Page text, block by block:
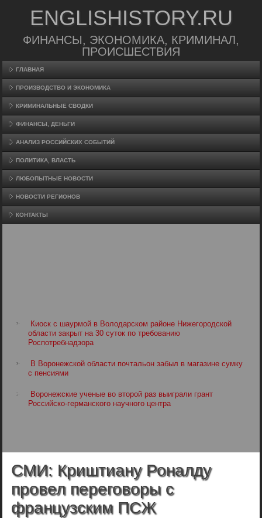
ENGLISHISTORY.RU
ФИНАНСЫ, ЭКОНОМИКА, КРИМИНАЛ,
ПРОИСШЕСТВИЯ
ГЛАВНАЯ
ПРОИЗВΟДСТВО И ЭКОНОМИКА
КРИМИНАЛЬНЫЕ СВОДКИ
ФИНАНСЫ, ДЕНЬГИ
АНАЛИЗ РОССИЙСКИХ СОБЫТИЙ
ПОЛИТИКА, ВЛАСТЬ
ЛЮБОПЫТНЫЕ НОВОСТИ
НОВОСТИ РЕГИОНОВ
КОНТАКТЫ
Киоск с шаурмой в Володарском районе Нижегородской
области закрыт на 30 суток по требованию
Роспотребнадзора
В Воронежской области почтальон забыл в магазине сумку
с пенсиями
Воронежские ученые во второй раз выиграли грант
Российско-германского научного центра
СМИ: Криштиану Роналду
провел переговоры с
французским ПСЖ